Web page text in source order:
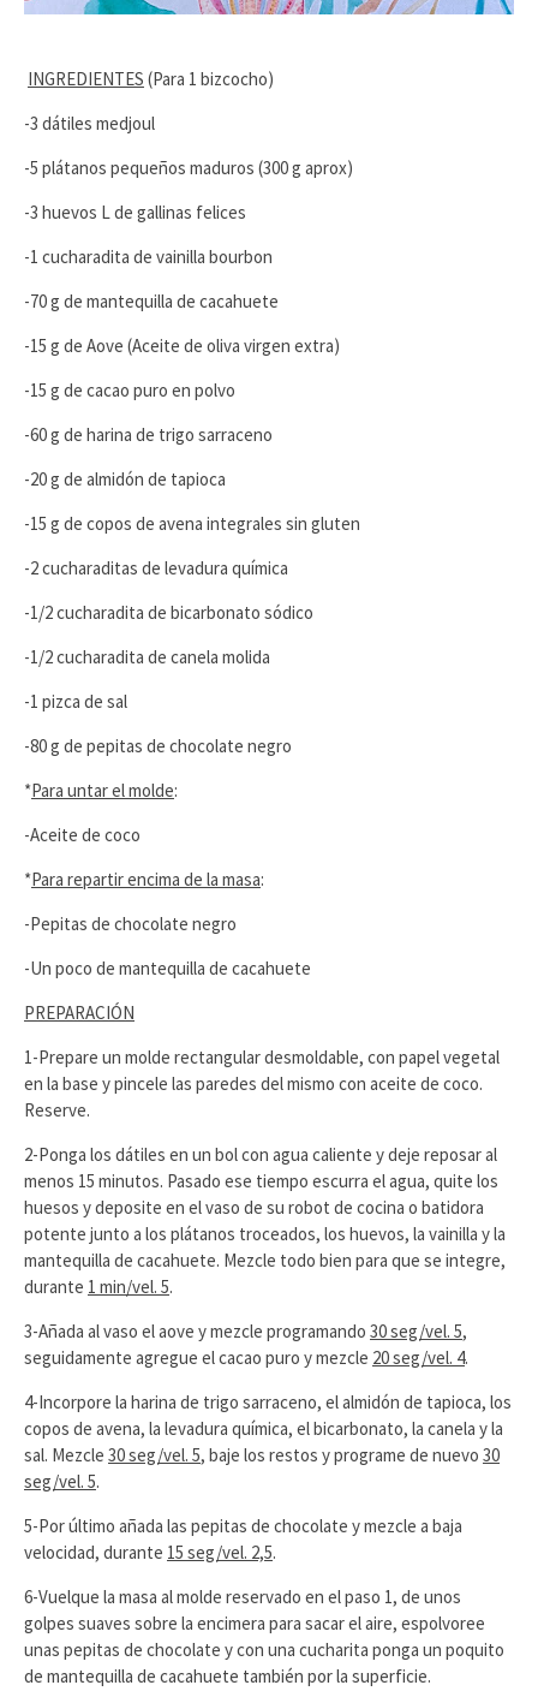
INGREDIENTES (Para 1 bizcocho)
-3 dátiles medjoul
-5 plátanos pequeños maduros (300 g aprox)
-3 huevos L de gallinas felices
-1 cucharadita de vainilla bourbon
-70 g de mantequilla de cacahuete
-15 g de Aove (Aceite de oliva virgen extra)
-15 g de cacao puro en polvo
-60 g de harina de trigo sarraceno
-20 g de almidón de tapioca
-15 g de copos de avena integrales sin gluten
-2 cucharaditas de levadura química
-1/2 cucharadita de bicarbonato sódico
-1/2 cucharadita de canela molida
-1 pizca de sal
-80 g de pepitas de chocolate negro
*Para untar el molde:
-Aceite de coco
*Para repartir encima de la masa:
-Pepitas de chocolate negro
-Un poco de mantequilla de cacahuete
PREPARACIÓN
1-Prepare un molde rectangular desmoldable, con papel vegetal
en la base y pincele las paredes del mismo con aceite de coco.
Reserve.
2-Ponga los dátiles en un bol con agua caliente y deje reposar al
menos 15 minutos. Pasado ese tiempo escurra el agua, quite los
huesos y deposite en el vaso de su robot de cocina o batidora
potente junto a los plátanos troceados, los huevos, la vainilla y la
mantequilla de cacahuete. Mezcle todo bien para que se integre,
durante 1 min/vel. 5.
3-Añada al vaso el aove y mezcle programando 30 seg/vel. 5,
seguidamente agregue el cacao puro y mezcle 20 seg/vel. 4.
4-Incorpore la harina de trigo sarraceno, el almidón de tapioca, los
copos de avena, la levadura química, el bicarbonato, la canela y la
sal. Mezcle 30 seg/vel. 5, baje los restos y programe de nuevo 30
seg/vel. 5.
5-Por último añada las pepitas de chocolate y mezcle a baja
velocidad, durante 15 seg/vel. 2,5.
6-Vuelque la masa al molde reservado en el paso 1, de unos
golpes suaves sobre la encimera para sacar el aire, espolvoree
unas pepitas de chocolate y con una cucharita ponga un poquito
de mantequilla de cacahuete también por la superficie.